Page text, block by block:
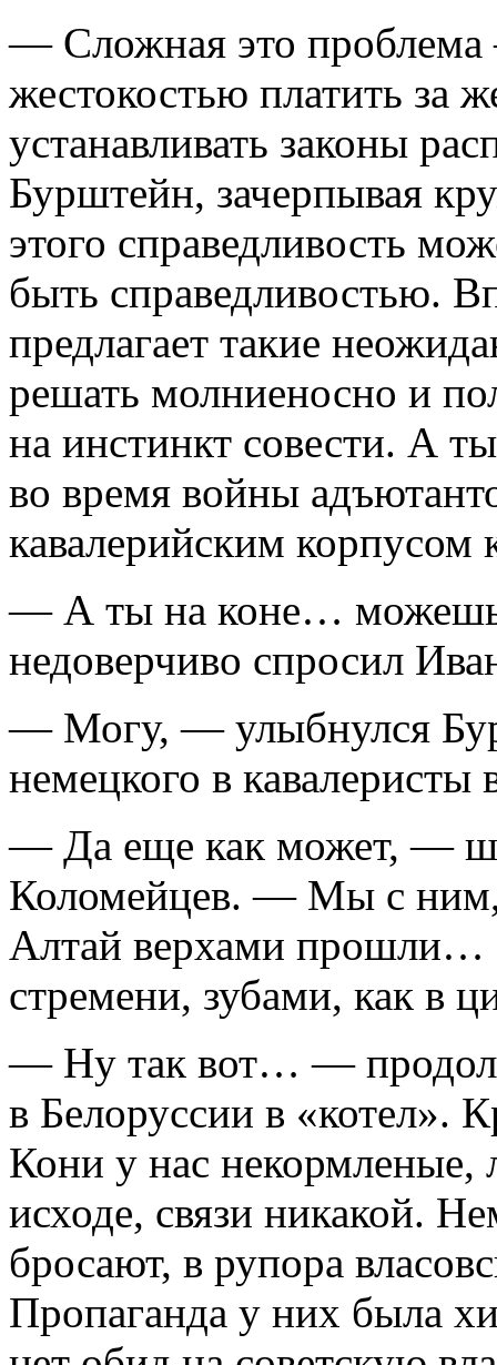
— Сложная это проблема
жестокостью платить за
устанавливать законы
Бурштейн, зачерпывая
этого справедливость
быть справедливостью.
предлагает такие
решать молниеносно и
на инстинкт совести. А
во время войны
кавалерийским
— А ты на коне…
недоверчиво спросил
— Могу, — улыбнулся
немецкого в
— Да еще как может, —
Коломейцев. — Мы с
Алтай верхами прошли…
стремени, зубами, как в
— Ну так вот… —
в Белоруссии в «котел».
Кони у нас некормленые,
исходе, связи никакой.
бросают, в рупора
Пропаганда у них была